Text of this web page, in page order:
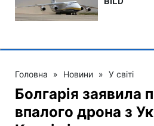
Головна » Новини » У світі
Болгарія заявила
впалого дрона з